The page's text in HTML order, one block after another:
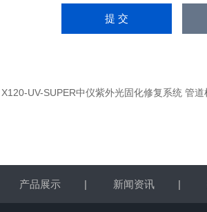
X120-UV-SUPER中仪紫外光固化修复系统 管道检
产品展示 | 新闻资讯 |